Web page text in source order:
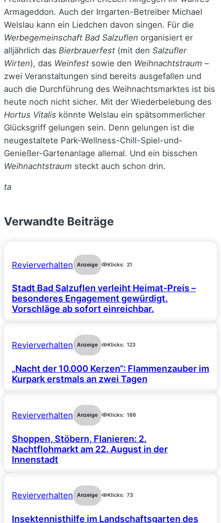
Armageddon. Auch der Irrgarten-Betreiber Michael
Welslau kann ein Liedchen davon singen. Für die
Werbegemeinschaft Bad Salzuflen organisiert er
alljährlich das Bierbrauerfest (mit den Salzufler
Wirten), das Weinfest sowie den Weihnachtstraum –
zwei Veranstaltungen sind bereits ausgefallen und
auch die Durchführung des Weihnachtsmarktes ist bis
heute noch nicht sicher. Mit der Wiederbelebung des
Hortus Vitalis könnte Welslau ein spätsommerlicher
Glücksgriff gelungen sein. Denn gelungen ist die
neugestaltete Park-Wellness-Chill-Spiel-und-
Genießer-Gartenanlage allemal. Und ein bisschen
Weihnachtstraum steckt auch schon drin.
ta
Verwandte Beiträge
Revierverhalten Anzeige Klicks: 21
Stadt Bad Salzuflen verleiht Heimat-Preis –
besonderes Engagement gewürdigt.
Vorschläge ab sofort einreichbar.
Revierverhalten Anzeige Klicks: 123
„Nacht der 10.000 Kerzen“: Flammenzauber im
Kurpark erstmals an zwei Tagen
Revierverhalten Anzeige Klicks: 186
Shoppen, Stöbern, Flanieren: 2.
Nachtflohmarkt am 22. August in der
Innenstadt
Revierverhalten Anzeige Klicks: 73
Insektennisthilfe im Landschaftsgarten des